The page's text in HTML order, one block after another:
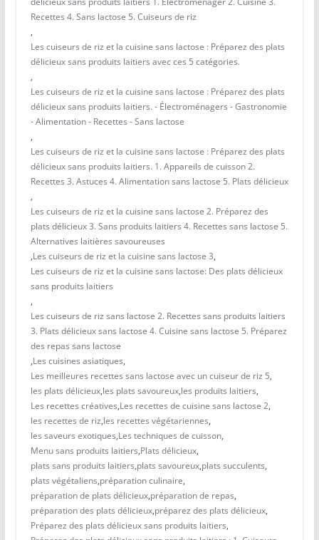
Recettes 4. Sans lactose 5. Cuiseurs de riz
,
Les cuiseurs de riz et la cuisine sans lactose : Préparez des plats
délicieux sans produits laitiers avec ces 5 catégories.
,
Les cuiseurs de riz et la cuisine sans lactose : Préparez des plats
délicieux sans produits laitiers. - Électroménagers - Gastronomie
- Alimentation - Recettes - Sans lactose
,
Les cuiseurs de riz et la cuisine sans lactose : Préparez des plats
délicieux sans produits laitiers. 1. Appareils de cuisson 2.
Recettes 3. Astuces 4. Alimentation sans lactose 5. Plats délicieux
,
Les cuiseurs de riz et la cuisine sans lactose 2. Préparez des
plats délicieux 3. Sans produits laitiers 4. Recettes sans lactose 5.
Alternatives laitières savoureuses
,Les cuiseurs de riz et la cuisine sans lactose 3,
Les cuiseurs de riz et la cuisine sans lactose: Des plats délicieux
sans produits laitiers
,
Les cuiseurs de riz sans lactose 2. Recettes sans produits laitiers
3. Plats délicieux sans lactose 4. Cuisine sans lactose 5. Préparez
des repas sans lactose
,Les cuisines asiatiques,
Les meilleures recettes sans lactose avec un cuiseur de riz 5,
les plats délicieux,les plats savoureux,les produits laitiers,
Les recettes créatives,Les recettes de cuisine sans lactose 2,
les recettes de riz,les recettes végétariennes,
les saveurs exotiques,Les techniques de cuisson,
Menu sans produits laitiers,Plats délicieux,
plats sans produits laitiers,plats savoureux,plats succulents,
plats végétaliens,préparation culinaire,
préparation de plats délicieux,préparation de repas,
préparation des plats délicieux,préparez des plats délicieux,
Préparez des plats délicieux sans produits laitiers,